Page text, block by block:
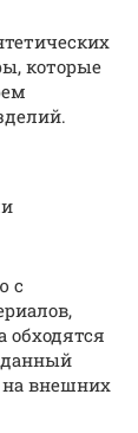
которые
с
обходятся
на внешних